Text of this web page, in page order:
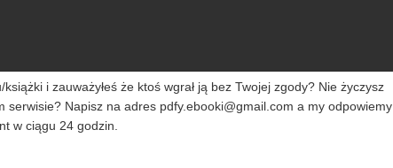
i zauważyłeś że ktoś wgrał ją bez Twojej zgody? Nie życzysz
serwisie? Napisz na adres pdfy.ebooki@gmail.com a my odpowiemy
w ciągu 24 godzin.